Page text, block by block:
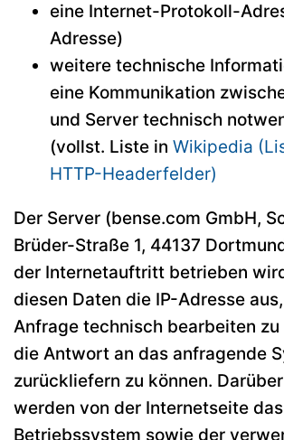
eine Internet-Protokoll-
Adresse)
weitere technische
eine Kommunikation
und Server technisch
(vollst. Liste in Wikipedia
HTTP-Headerfelder)
Der Server (bense.com GmbH,
Brüder-Straße 1, 44137
der Internetauftritt betrieben
diesen Daten die IP-Adresse
Anfrage technisch bearbeiten zu
die Antwort an das anfragende
zurückliefern zu können.
werden von der Internetseite das
Betriebssystem sowie der